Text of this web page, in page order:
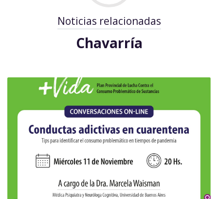
Noticias relacionadas
Chavarría